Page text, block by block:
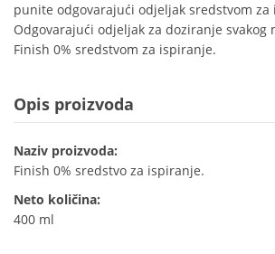
punite odgovarajući odjeljak sredstvom za
Odgovarajući odjeljak za doziranje svakog
Finish 0% sredstvom za ispiranje.
Opis proizvoda
Naziv proizvoda:
Finish 0% sredstvo za ispiranje.
Neto količina:
400 ml